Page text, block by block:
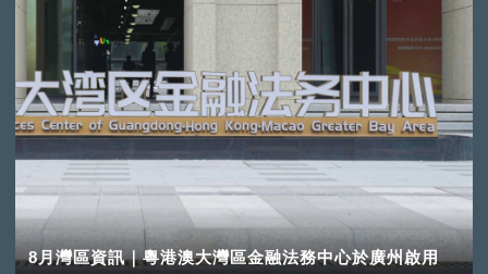
8月灣區資訊｜粵港澳大灣區金融法務中心於廣州啟用